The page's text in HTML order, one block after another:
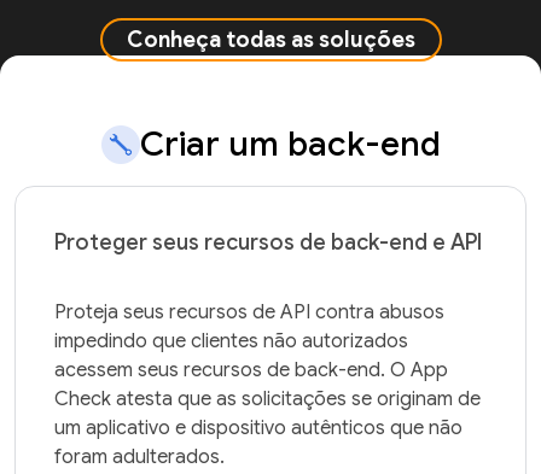
Conheça todas as soluções
Criar um back-end
Proteger seus recursos de back-end e API
Proteja seus recursos de API contra abusos
impedindo que clientes não autorizados
acessem seus recursos de back-end. O App
Check atesta que as solicitações se originam de
um aplicativo e dispositivo autênticos que não